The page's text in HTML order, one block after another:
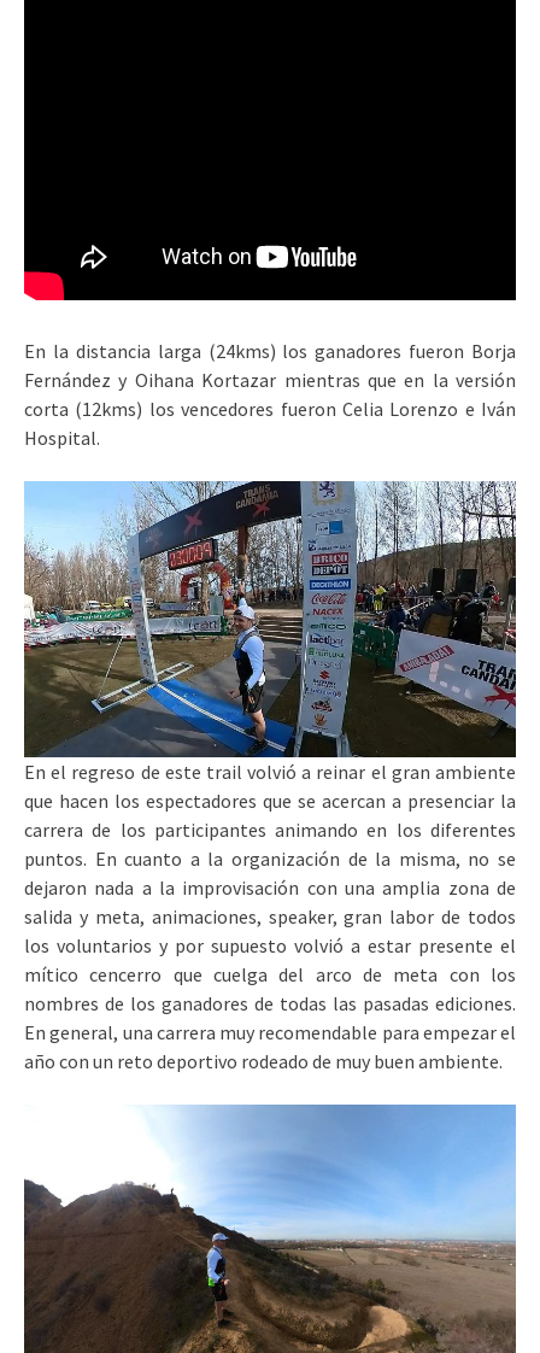
En la distancia larga (24kms) los ganadores fueron Borja
Fernández y Oihana Kortazar mientras que en la versión
corta (12kms) los vencedores fueron Celia Lorenzo e Iván
Hospital.
En el regreso de este trail volvió a reinar el gran ambiente
que hacen los espectadores que se acercan a presenciar la
carrera de los participantes animando en los diferentes
puntos. En cuanto a la organización de la misma, no se
dejaron nada a la improvisación con una amplia zona de
salida y meta, animaciones, speaker, gran labor de todos
los voluntarios y por supuesto volvió a estar presente el
mítico cencerro que cuelga del arco de meta con los
nombres de los ganadores de todas las pasadas ediciones.
En general, una carrera muy recomendable para empezar el
año con un reto deportivo rodeado de muy buen ambiente.